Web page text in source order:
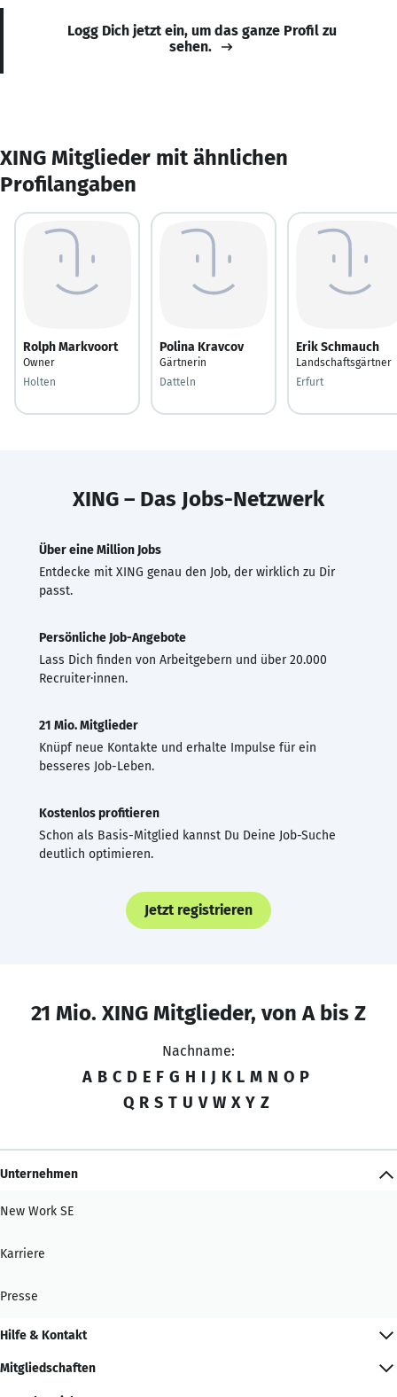
Logg Dich jetzt ein, um das ganze Profil zu
sehen.
XING Mitglieder mit ähnlichen
Profilangaben
Rolph Markvoort
Owner
Holten
Polina Kravcov
Gärtnerin
Datteln
Erik Schmauch
Landschaftsgärtner
Erfurt
XING – Das Jobs-Netzwerk
Über eine Million Jobs
Entdecke mit XING genau den Job, der wirklich zu Dir
passt.
Persönliche Job-Angebote
Lass Dich finden von Arbeitgebern und über 20.000
Recruiter·innen.
21 Mio. Mitglieder
Knüpf neue Kontakte und erhalte Impulse für ein
besseres Job-Leben.
Kostenlos profitieren
Schon als Basis-Mitglied kannst Du Deine Job-Suche
deutlich optimieren.
Jetzt registrieren
21 Mio. XING Mitglieder, von A bis Z
Nachname:
A B C D E F G H I J K L M N O P
Q R S T U V W X Y Z
Unternehmen
New Work SE
Karriere
Presse
Hilfe & Kontakt
Mitgliedschaften